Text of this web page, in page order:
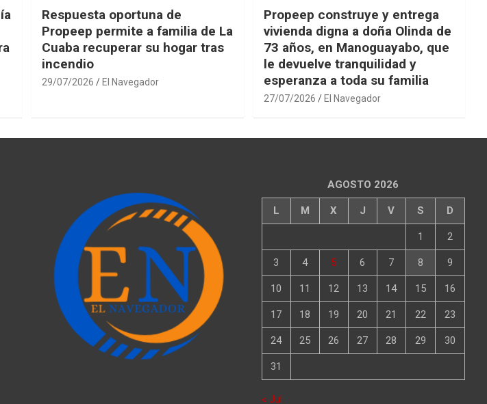
Respuesta oportuna de
Propeep permite a familia de La
Cuaba recuperar su hogar tras
incendio
29/07/2026 El Navegador
Propeep construye y entrega
vivienda digna a doña Olinda de
73 años, en Manoguayabo, que
le devuelve tranquilidad y
esperanza a toda su familia
27/07/2026 El Navegador
AGOSTO 2026
L M X J V S D
1 2
3 4 5 6 7 8 9
10 11 12 13 14 15 16
17 18 19 20 21 22 23
24 25 26 27 28 29 30
31
« Jul